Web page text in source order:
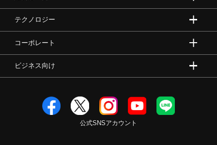
バレーボール
テニス／ソフトテニス
テクノロジー
コーポレート
ビジネス向け
公式SNSアカウント